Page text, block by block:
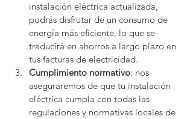
instalación eléctrica actualizada,
podrás disfrutar de un consumo de
energía más eficiente, lo que se
traducirá en ahorros a largo plazo en
tus facturas de electricidad.
Cumplimiento normativo: nos
aseguraremos de que tu instalación
eléctrica cumpla con todas las
regulaciones y normativas locales de